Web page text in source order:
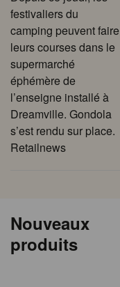
festivaliers du
camping peuvent faire
leurs courses dans le
supermarché
éphémère de
l’enseigne installé à
Dreamville. Gondola
s’est rendu sur place.
Retailnews
Nouveaux
produits